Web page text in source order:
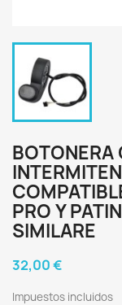
BOTONERA
PRO Y
SIMILARE
32,00 €
Impuestos incluidos